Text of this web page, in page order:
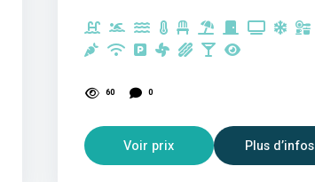
60 0
Voir prix Plus d’infos